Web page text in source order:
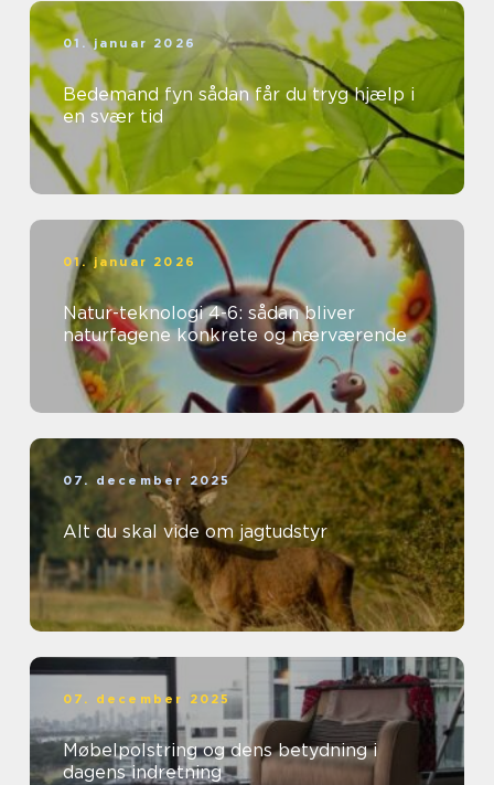
01. januar 2026
Bedemand fyn sådan får du tryg hjælp i
en svær tid
01. januar 2026
Natur-teknologi 4-6: sådan bliver
naturfagene konkrete og nærværende
07. december 2025
Alt du skal vide om jagtudstyr
07. december 2025
Møbelpolstring og dens betydning i
dagens indretning